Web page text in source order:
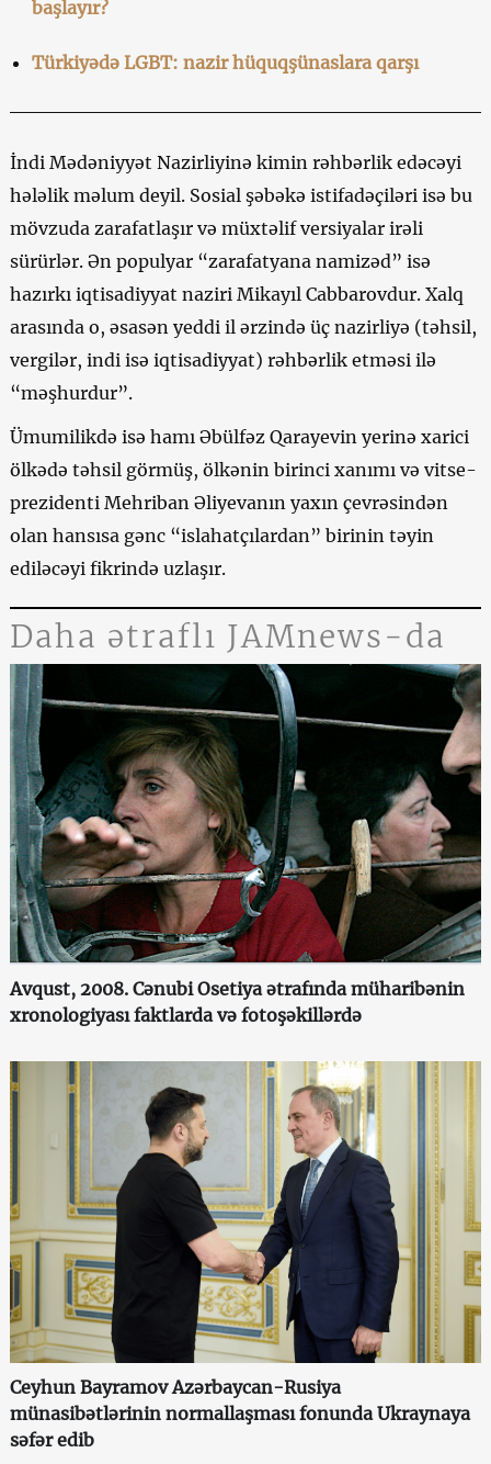
başlayır?
Türkiyədə LGBT: nazir hüquqşünaslara qarşı
İndi Mədəniyyət Nazirliyinə kimin rəhbərlik edəcəyi
hələlik məlum deyil. Sosial şəbəkə istifadəçiləri isə bu
mövzuda zarafatlaşır və müxtəlif versiyalar irəli
sürürlər. Ən populyar “zarafatyana namizəd” isə
hazırkı iqtisadiyyat naziri Mikayıl Cabbarovdur. Xalq
arasında o, əsasən yeddi il ərzində üç nazirliyə (təhsil,
vergilər, indi isə iqtisadiyyat) rəhbərlik etməsi ilə
“məşhurdur”.
Ümumilikdə isə hamı Əbülfəz Qarayevin yerinə xarici
ölkədə təhsil görmüş, ölkənin birinci xanımı və vitse-
prezidenti Mehriban Əliyevanın yaxın çevrəsindən
olan hansısa gənc “islahatçılardan” birinin təyin
ediləcəyi fikrində uzlaşır.
Daha ətraflı JAMnews-da
Avqust, 2008. Cənubi Osetiya ətrafında müharibənin
xronologiyası faktlarda və fotoşəkillərdə
Ceyhun Bayramov Azərbaycan-Rusiya
münasibətlərinin normallaşması fonunda Ukraynaya
səfər edib